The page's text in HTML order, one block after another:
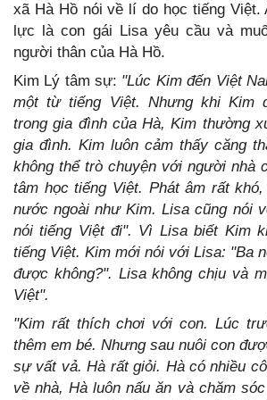
xã Hà Hồ nói về lí do học tiếng Việt.
lực là con gái Lisa yêu cầu và
người thân của Hà Hồ.
Kim Lý tâm sự: "Lúc Kim đến Việt
một từ tiếng Việt. Nhưng khi Kim
trong gia đình của Hà, Kim thường
gia đình. Kim luôn cảm thấy căng
không thể trò chuyện với người nhà
tâm học tiếng Việt. Phát âm rất
nước ngoài như Kim. Lisa cũng nói
nói tiếng Việt đi". Vì Lisa biết Kim
tiếng Việt. Kim mới nói với Lisa: "Ba
được không?". Lisa không chịu và
Việt".
"Kim rất thích chơi với con. Lúc
thêm em bé. Nhưng sau nuôi con
sự vất vả. Hà rất giỏi. Hà có nhiều
về nhà, Hà luôn nấu ăn và chăm